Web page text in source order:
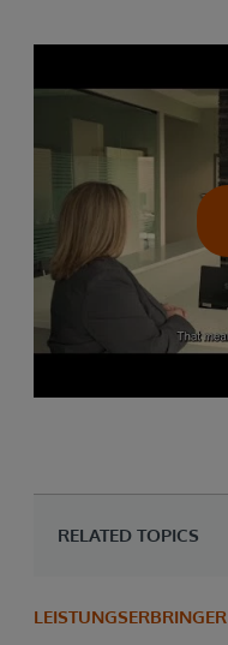
RELATED TOPICS
LEISTUNGSERBRINGER